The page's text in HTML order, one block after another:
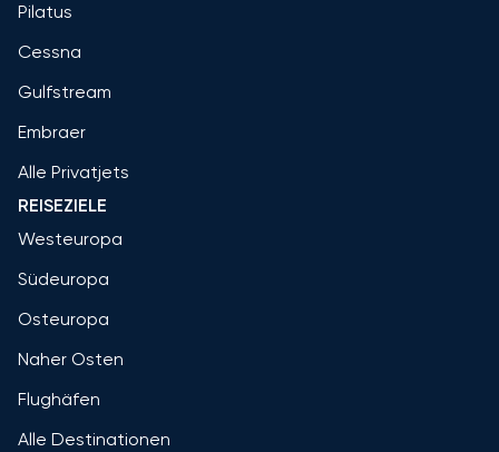
Pilatus
Cessna
Gulfstream
Embraer
Alle Privatjets
REISEZIELE
Westeuropa
Südeuropa
Osteuropa
Naher Osten
Flughäfen
Alle Destinationen